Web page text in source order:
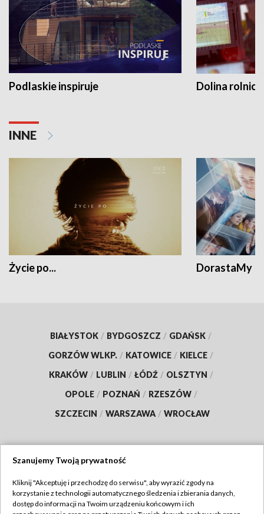
Podlaskie inspiruje Dolina
INNE
Życie po... DorastaMy
BIAŁYSTOK / BYDGOSZCZ / GDAŃSK /
GORZÓW WLKP. / KATOWICE / KIELCE /
KRAKÓW / LUBLIN / ŁÓDŹ / OLSZTYN /
OPOLE / POZNAŃ / RZESZÓW /
SZCZECIN / WARSZAWA / WROCŁAW
TVP
Szanujemy Twoją prywatność
Kliknij "Akceptuję i przechodzę do serwisu", aby wyrazić zgody na
korzystanie z technologii automatycznego śledzenia i zbierania danych,
dostęp do informacji na Twoim urządzeniu końcowym i ich